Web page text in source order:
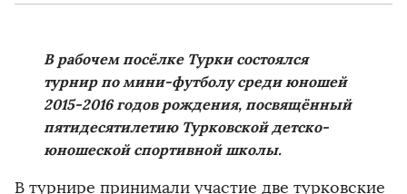
В рабочем посёлке Турки состоялся
турнир по мини-футболу среди юношей
2015-2016 годов рождения, посвящённый
пятидесятилетию Турковской детско-
юношеской спортивной школы.
В турнире принимали участие две турковские